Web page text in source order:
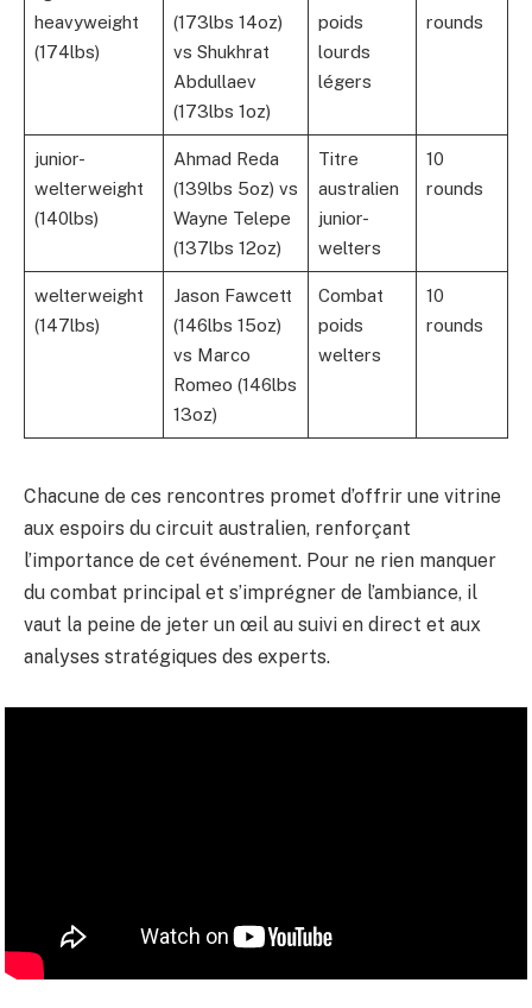
heavyweight
(174lbs)
(173lbs 14oz)
vs Shukhrat
Abdullaev
(173lbs 1oz)
poids
lourds
légers
rounds
junior-
welterweight
(140lbs)
Ahmad Reda
(139lbs 5oz) vs
Wayne Telepe
(137lbs 12oz)
Titre
australien
junior-
welters
10
rounds
welterweight
(147lbs)
Jason Fawcett
(146lbs 15oz)
vs Marco
Romeo (146lbs
13oz)
Combat
poids
welters
10
rounds
Chacune de ces rencontres promet d’offrir une vitrine
aux espoirs du circuit australien, renforçant
l’importance de cet événement. Pour ne rien manquer
du combat principal et s’imprégner de l’ambiance, il
vaut la peine de jeter un œil au suivi en direct et aux
analyses stratégiques des experts.